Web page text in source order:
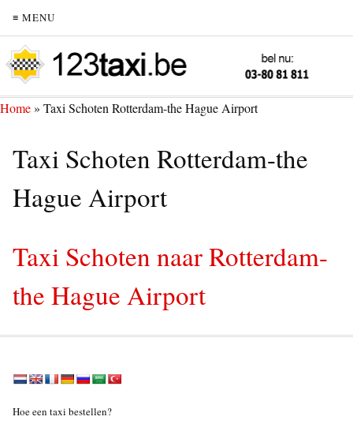
≡ MENU
Home» Taxi Schoten Rotterdam-the Hague Airport
Taxi Schoten Rotterdam-the
Hague Airport
Taxi Schoten naar Rotterdam-
the Hague Airport
Hoe een taxi bestellen?